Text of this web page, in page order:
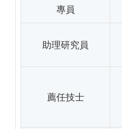
專員
助理研究員
薦任技士